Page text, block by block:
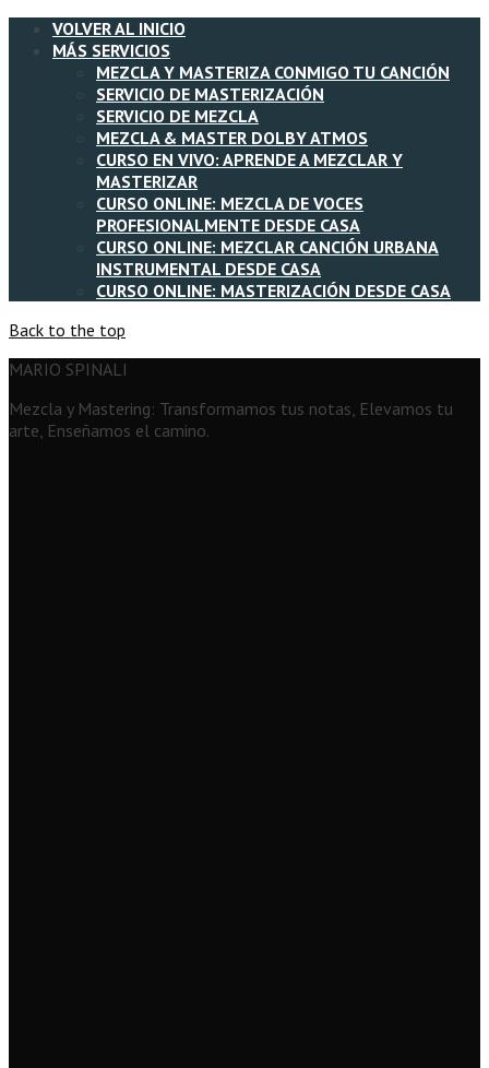
VOLVER AL INICIO
MÁS SERVICIOS
MEZCLA Y MASTERIZA CONMIGO TU CANCIÓN
SERVICIO DE MASTERIZACIÓN
SERVICIO DE MEZCLA
MEZCLA & MASTER DOLBY ATMOS
CURSO EN VIVO: APRENDE A MEZCLAR Y
MASTERIZAR
CURSO ONLINE: MEZCLA DE VOCES
PROFESIONALMENTE DESDE CASA
CURSO ONLINE: MEZCLAR CANCIÓN URBANA
INSTRUMENTAL DESDE CASA
CURSO ONLINE: MASTERIZACIÓN DESDE CASA
Back to the top
MARIO SPINALI
Mezcla y Mastering: Transformamos tus notas, Elevamos tu
arte, Enseñamos el camino.